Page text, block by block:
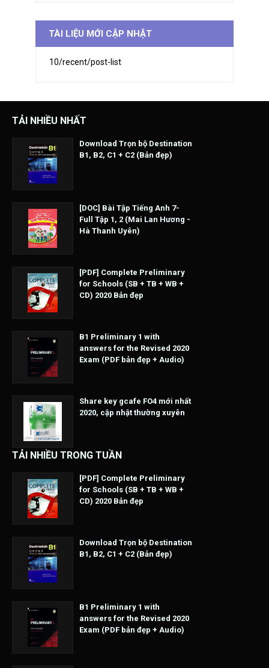
TÀI LIỆU MỚI CẬP NHẬT
10/recent/post-list
TẢI NHIỀU NHẤT
Download Trọn bộ Destination
B1, B2, C1 + C2 (Bản đẹp)
[DOC] Bài Tập Tiếng Anh 7-
Full Tập 1, 2 (Mai Lan Hương -
Hà Thanh Uyên)
[PDF] Complete Preliminary
for Schools (SB + TB + WB +
CD) 2020 Bản đẹp
B1 Preliminary 1 with
answers for the Revised 2020
Exam (PDF bản đẹp + Audio)
Share key gcafe FO4 mới nhất
2020, cập nhật thường xuyên
TẢI NHIỀU TRONG TUẦN
[PDF] Complete Preliminary
for Schools (SB + TB + WB +
CD) 2020 Bản đẹp
Download Trọn bộ Destination
B1, B2, C1 + C2 (Bản đẹp)
B1 Preliminary 1 with
answers for the Revised 2020
Exam (PDF bản đẹp + Audio)